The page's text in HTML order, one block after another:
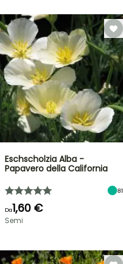
Eschscholzia Alba -
Papavero della California
81
Da1,60 €
Semi